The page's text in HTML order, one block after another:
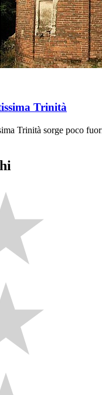
Trinità
Trinità sorge poco